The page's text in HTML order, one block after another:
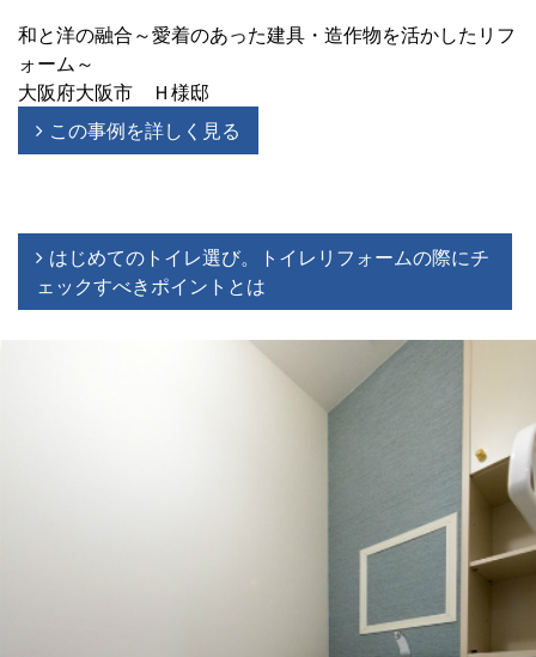
和と洋の融合～愛着のあった建具・造作物を活かしたリフ
ォーム～
大阪府大阪市 Ｈ様邸
この事例を詳しく見る
はじめてのトイレ選び。トイレリフォームの際にチ
ェックすべきポイントとは